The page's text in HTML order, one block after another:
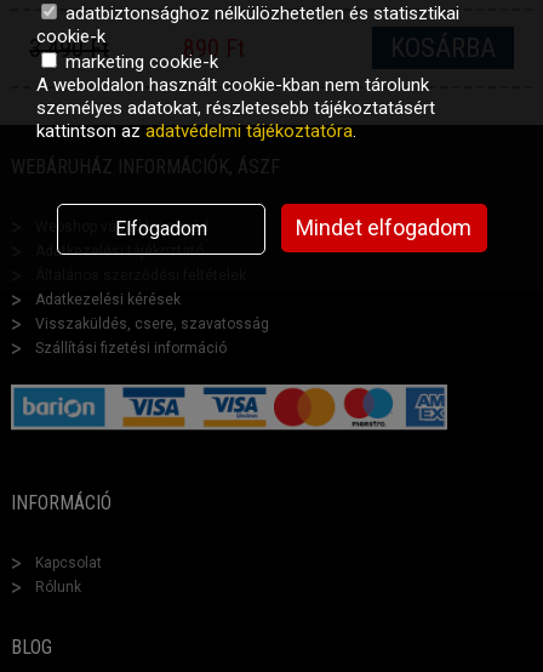
3 490 Ft 890 Ft KOSÁRBA
WEBÁRUHÁZ INFORMÁCIÓK, ÁSZF
Webshop vásárlási segéd
Adatkezelési tájékoztató
Adatkezelési kérések
Visszaküldés, csere, szavatosság
Szállítási fizetési információ
INFORMÁCIÓ
Kapcsolat
Rólunk
BLOG
adatbiztonsághoz nélkülözhetetlen és statisztikai
cookie-k
marketing cookie-k
A weboldalon használt cookie-kban nem tárolunk
személyes adatokat, részletesebb tájékoztatásért
kattintson azadatvédelmi tájékoztatóra.
Elfogadom Mindet elfogadom